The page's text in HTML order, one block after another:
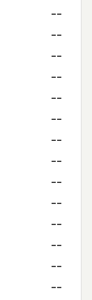
--
--
--
--
--
--
--
--
--
--
--
--
--
--